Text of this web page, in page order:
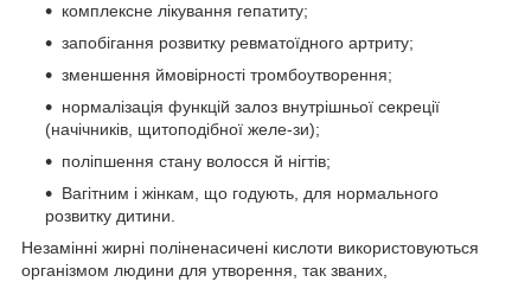
комплексне лікування гепатиту;
запобігання розвитку ревматоїдного артриту;
зменшення ймовірності тромбоутворення;
нормалізація функцій залоз внутрішньої секреції
(начічників, щитоподібної желе-зи);
поліпшення стану волосся й нігтів;
Вагітним і жінкам, що годують, для нормального
розвитку дитини.
Незамінні жирні поліненасичені кислоти використовуються
організмом людини для утворення, так званих,